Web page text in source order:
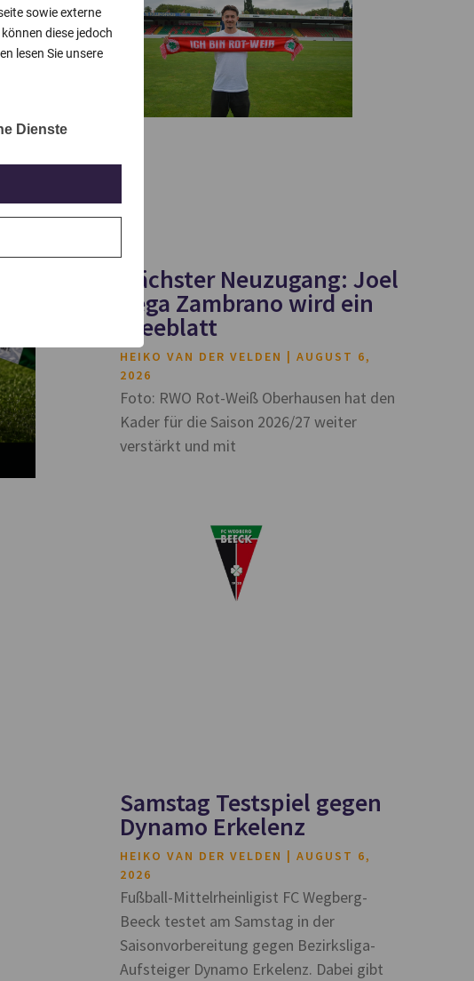
A
Nächster Neuzugang: Joel
Vega Zambrano wird ein
Kleeblatt
HEIKO VAN DER VELDEN
AUGUST 6,
2026
Foto: RWO Rot-Weiß Oberhausen hat den
Kader für die Saison 2026/27 weiter
verstärkt und mit
Samstag Testspiel gegen
Dynamo Erkelenz
HEIKO VAN DER VELDEN
AUGUST 6,
2026
Fußball-Mittelrheinligist FC Wegberg-
Beeck testet am Samstag in der
Saisonvorbereitung gegen Bezirksliga-
Aufsteiger Dynamo Erkelenz. Dabei gibt
sowie externe
diese jedoch
lesen Sie unsere
Dienste